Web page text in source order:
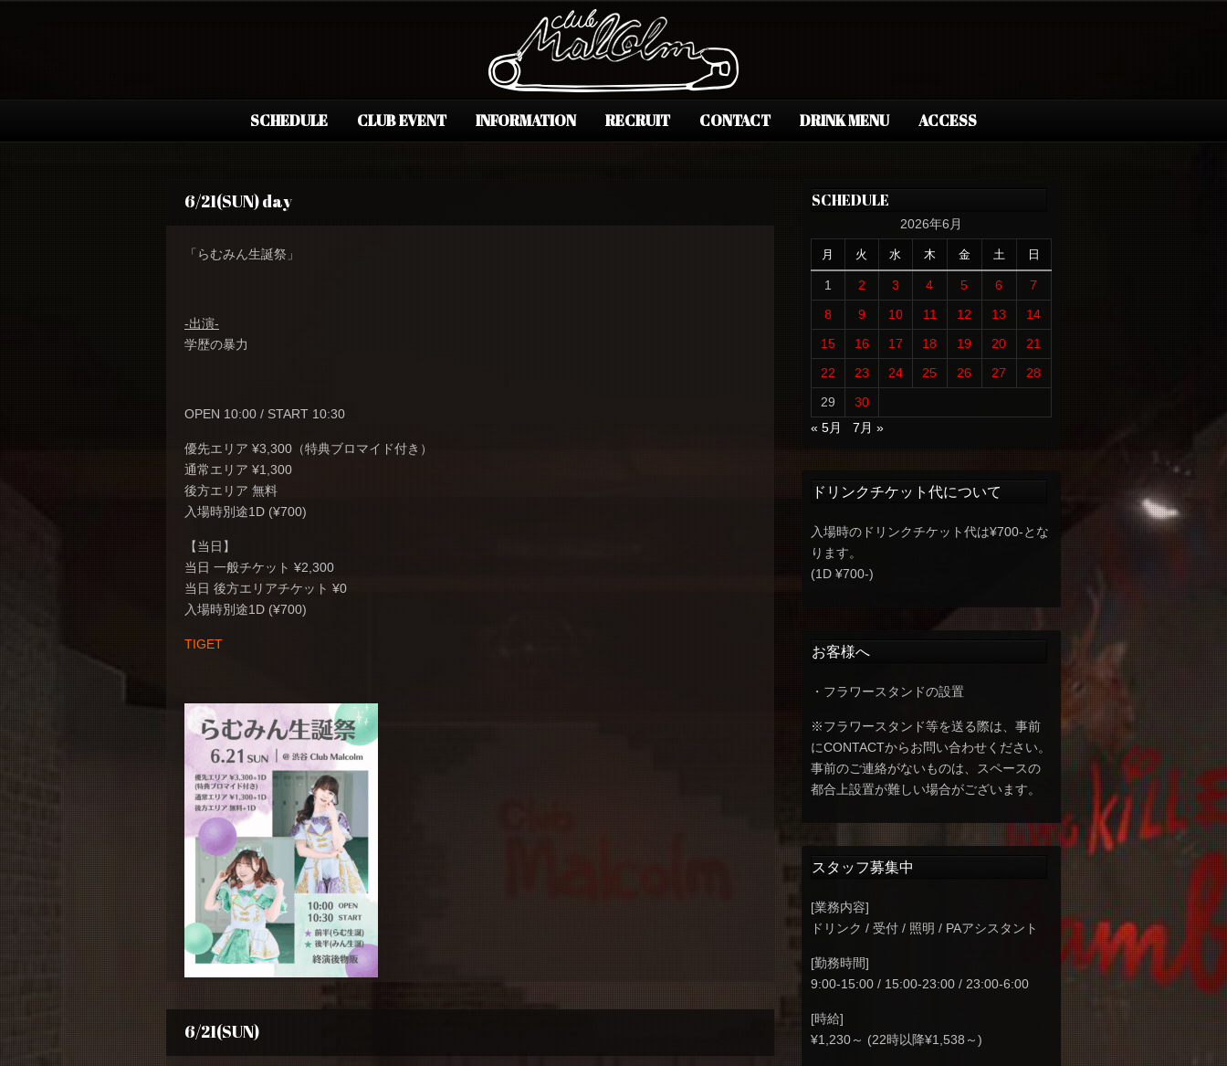
SCHEDULE CLUB EVENT INFORMATION RECRUIT CONTACT DRINK MENU ACCESS
6/21(SUN) day
「らむみん生誕祭」
-出演-
学歴の暴力
OPEN 10:00 / START 10:30
優先エリア ¥3,300（特典ブロマイド付き）
通常エリア ¥1,300
後方エリア 無料
入場時別途1D (¥700)
【当日】
当日 一般チケット ¥2,300
当日 後方エリアチケット ¥0
入場時別途1D (¥700)
TIGET
6/21(SUN)
SCHEDULE
2026年6月
月 火 水 木 金 土 日
1 2 3 4 5 6
7
8
9 10 11 12 13
14
15
16 17 18 19 20
21
22
23 24 25 26 27
28
29
30
« 5月
7月 »
ドリンクチケット代について
入場時のドリンクチケット代は¥700-とな
ります。
(1D ¥700-)
お客様へ
・フラワースタンドの設置
※フラワースタンド等を送る際は、事前
にCONTACTからお問い合わせください。
事前のご連絡がないものは、スペースの
都合上設置が難しい場合がございます。
スタッフ募集中
[業務内容]
ドリンク / 受付 / 照明 / PAアシスタント
[勤務時間]
9:00-15:00 / 15:00-23:00 / 23:00-6:00
[時給]
¥1,230～ (22時以降¥1,538～)